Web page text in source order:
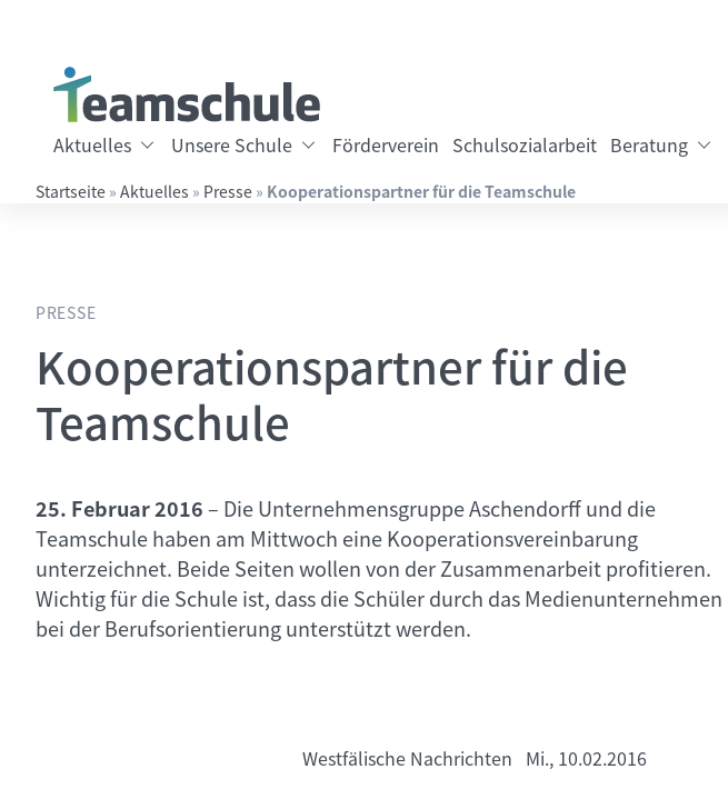
Aktuelles Unsere Schule Förderverein Schulsozialarbeit Beratung
Startseite » Aktuelles » Presse » Kooperationspartner für die Teamschule
Kooperationspartner für die
Teamschule
PRESSE
25. Februar 2016– Die Unternehmensgruppe Aschendorff und die
Teamschule haben am Mittwoch eine Kooperationsvereinbarung
unterzeichnet. Beide Seiten wollen von der Zusammenarbeit profitieren.
Wichtig für die Schule ist, dass die Schüler durch das Medienunternehmen
bei der Berufsorientierung unterstützt werden.
Westfälische Nachrichten Mi., 10.02.2016